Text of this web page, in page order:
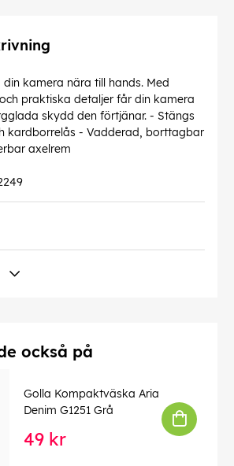
kamera nära till hands. Med
praktiska detaljer får din kamera
skydd den förtjänar. - Stängs
kardborrelås - Vadderad, borttagbar
axelrem
också på
Golla Kompaktväska Aria
Denim G1251 Grå
49 kr